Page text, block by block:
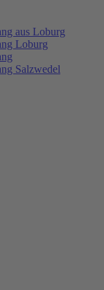
aus Loburg
Loburg
Salzwedel